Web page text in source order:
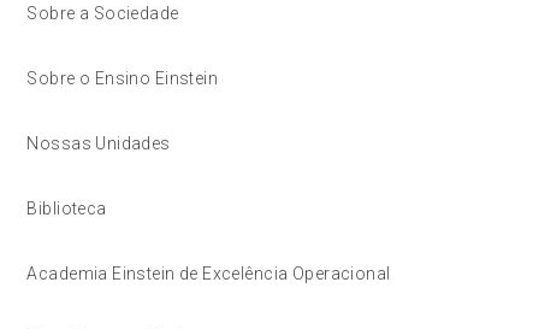
Sobre a Sociedade
Sobre o Ensino Einstein
Nossas Unidades
Biblioteca
Academia Einstein de Excelência Operacional